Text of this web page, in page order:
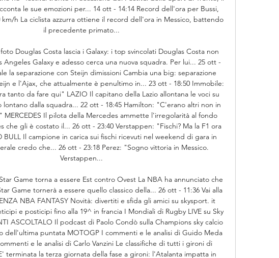
le sue emozioni per... 14 ott - 14:14 Record dell'ora per Bussi,
h La ciclista azzurra ottiene il record dell'ora in Messico, battendo
il precedente primato...
Douglas Costa lascia i Galaxy: i top svincolati Douglas Costa non
Angeles Galaxy e adesso cerca una nuova squadra. Per lui... 25 ott -
la separazione con Steijn dimissioni Cambia una big: separazione
e l'Ajax, che attualmente è penultimo in... 23 ott - 18:50 Immobile:
tanto da fare qui" LAZIO Il capitano della Lazio allontana le voci su
lontano dalla squadra... 22 ott - 18:45 Hamilton: "C'erano altri non in
MERCEDES Il pilota della Mercedes ammette l'irregolarità al fondo
che gli è costato il... 26 ott - 23:40 Verstappen: "Fischi? Ma la F1 ora
BULL Il campione in carica sui fischi ricevuti nel weekend di gara in
credo che... 26 ott - 23:18 Perez: "Sogno vittoria in Messico.
Verstappen...
Game torna a essere Est contro Ovest La NBA ha annunciato che
Game tornerà a essere quello classico della... 26 ott - 11:36 Vai alla
NBA FANTASY Novità: divertiti e sfida gli amici su skysport. it
e posticipi fino alla 19^ in francia I Mondiali di Rugby LIVE su Sky
ASCOLTALO Il podcast di Paolo Condò sulla Champions sky calcio
dell'ultima puntata MOTOGP I commenti e le analisi di Guido Meda
e le analisi di Carlo Vanzini Le classifiche di tutti i gironi di
terminata la terza giornata della fase a gironi: l'Atalanta impatta in